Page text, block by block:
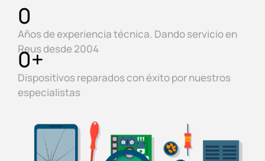
Años de experiencia técnica. Dando servicio en
Reus desde 2004
0
Dispositivos reparados con éxito por nuestros
especialistas
0+